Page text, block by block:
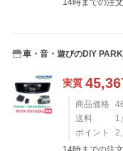
車・音・遊びのDIY
実質
商品価格
送料
ポイント